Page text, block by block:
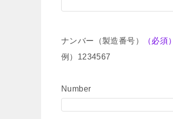
ナンバー（製造番号）
（必須）
例）1234567
Number